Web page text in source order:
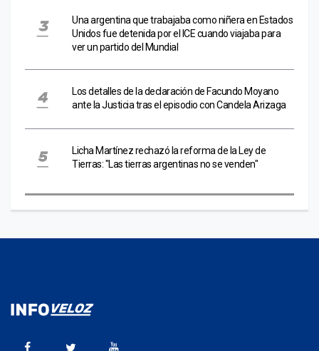
Una argentina que trabajaba como niñera en Estados
Unidos fue detenida por el ICE cuando viajaba para
ver un partido del Mundial
Los detalles de la declaración de Facundo Moyano
ante la Justicia tras el episodio con Candela Arizaga
Licha Martínez rechazó la reforma de la Ley de
Tierras: "Las tierras argentinas no se venden"